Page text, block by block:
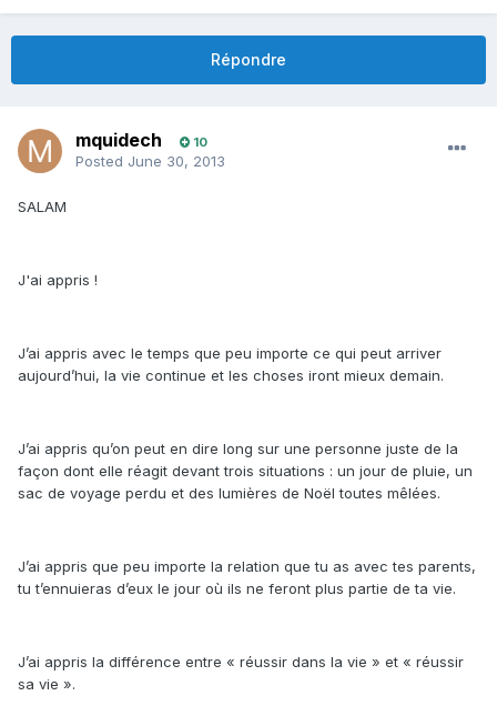
Répondre
mquidech 10
Posted June 30, 2013
SALAM
J'ai appris !
J’ai appris avec le temps que peu importe ce qui peut arriver
aujourd’hui, la vie continue et les choses iront mieux demain.
J’ai appris qu’on peut en dire long sur une personne juste de la
façon dont elle réagit devant trois situations : un jour de pluie, un
sac de voyage perdu et des lumières de Noël toutes mêlées.
J’ai appris que peu importe la relation que tu as avec tes parents,
tu t’ennuieras d’eux le jour où ils ne feront plus partie de ta vie.
J’ai appris la différence entre « réussir dans la vie » et « réussir
sa vie ».